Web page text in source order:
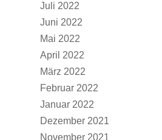
Juli 2022
Juni 2022
Mai 2022
April 2022
März 2022
Februar 2022
Januar 2022
Dezember 2021
November 2021